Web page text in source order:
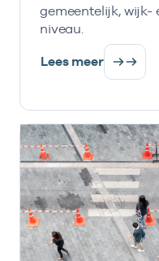
gemeentelijk, wijk-
niveau.
Lees meer